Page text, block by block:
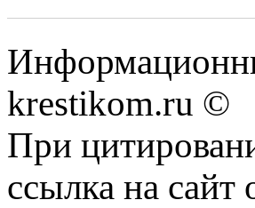
krestikom.ru ©
При
ссылка на сайт